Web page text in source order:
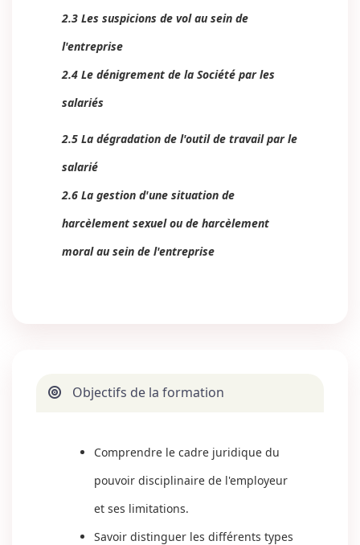
2.3 Les suspicions de vol au sein de
l'entreprise
2.4 Le dénigrement de la Société par les
salariés
2.5 La dégradation de l'outil de travail par le
salarié
2.6 La gestion d'une situation de
harcèlement sexuel ou de harcèlement
moral au sein de l'entreprise
Objectifs de la formation
Comprendre le cadre juridique du
pouvoir disciplinaire de l'employeur
et ses limitations.
Savoir distinguer les différents types